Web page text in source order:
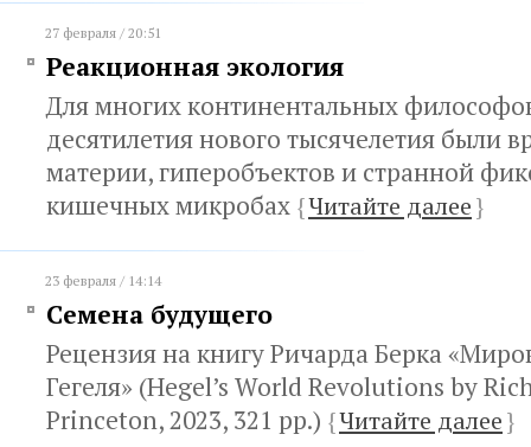
27 февраля / 20:51
Реакционная экология
Для многих континентальных
десятилетия нового тысячелетия были
материи, гиперобъектов и странной
кишечных микробах {Читайте далее}
23 февраля / 14:14
Семена будущего
Рецензия на книгу Ричарда Берка
Гегеля» (Hegel’s World Revolutions by
Princeton, 2023, 321 pp.) {Читайте далее}